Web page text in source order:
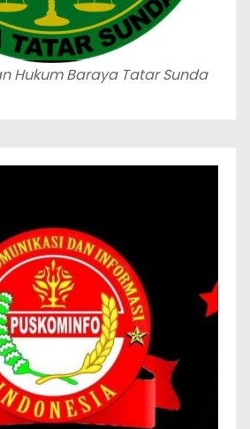
Hukum Baraya Tatar Sunda